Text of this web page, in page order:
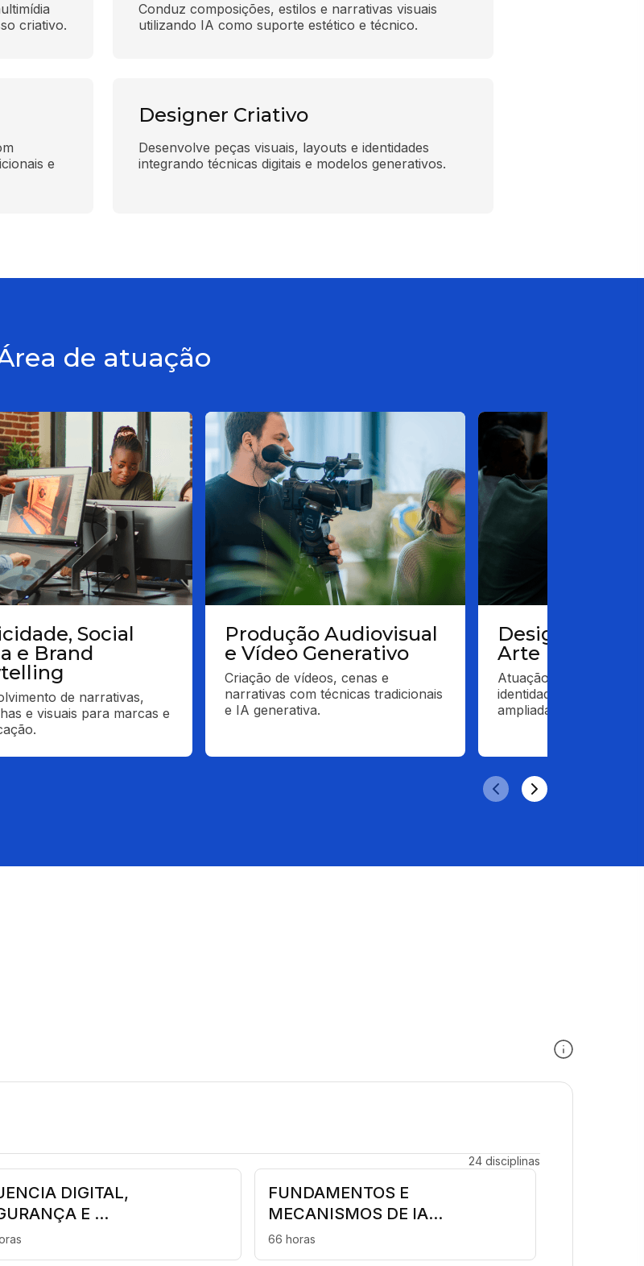
criativo.
Conduz composições, estilos e narrativas visuais
utilizando IA como suporte estético e técnico.
e
Designer Criativo
Desenvolve peças visuais, layouts e identidades
integrando técnicas digitais e modelos generativos.
de atuação
Social
e Brand
de narrativas,
e visuais para marcas e
Produção Audiovisual
e Vídeo Generativo
Criação de vídeos, cenas e
narrativas com técnicas tradicionais
e IA generativa.
Design e
Arte
Atuação em projetos
identidades, layouts e
ampliada por IA.
24 disciplinas
DIGITAL,
E ...
FUNDAMENTOS E
MECANISMOS DE IA...
66 horas